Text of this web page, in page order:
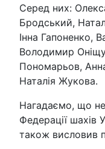
Серед них:
Бродський,
Інна Гапоненко,
Володимир
Пономарьов,
Наталія Жукова.
Нагадаємо, що
Федерації шахів
також висловив